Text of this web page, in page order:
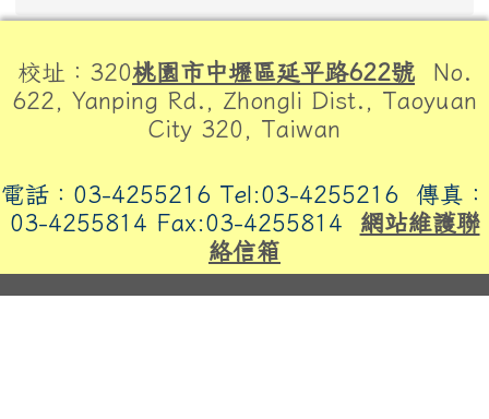
校址：320桃園市中壢區延平路622號 No.
622, Yanping Rd., Zhongli Dist., Taoyuan
City 320, Taiwan
電話：03-4255216 Tel:03-4255216 傳真：
03-4255814 Fax:03-4255814 網站維護聯
絡信箱